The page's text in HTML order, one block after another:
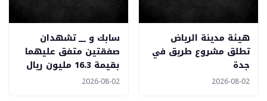
هيئة مدينة الرياض
تطلق مشروع طريق في
جدة
2026-08-02
سابك و __ تشهدان
صفقتين متفق عليهما
بقيمة 16.3 مليون ريال
2026-08-02